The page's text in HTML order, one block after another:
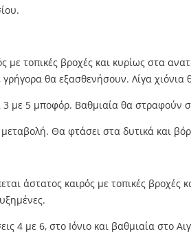
τοπικές βροχές και κυρίως στα
θα εξασθενήσουν. Λίγα χιόνια
3 με 5 μποφόρ. Βαθμιαία θα στραφούν
Θα φτάσει στα δυτικά και
άστατος καιρός με τοπικές βροχές
4 με 6, στο Ιόνιο και βαθμιαία στο